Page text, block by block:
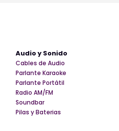
Audio y Sonido
Cables de Audio
Parlante Karaoke
Parlante Portátil
Radio AM/FM
Soundbar
Pilas y Baterias